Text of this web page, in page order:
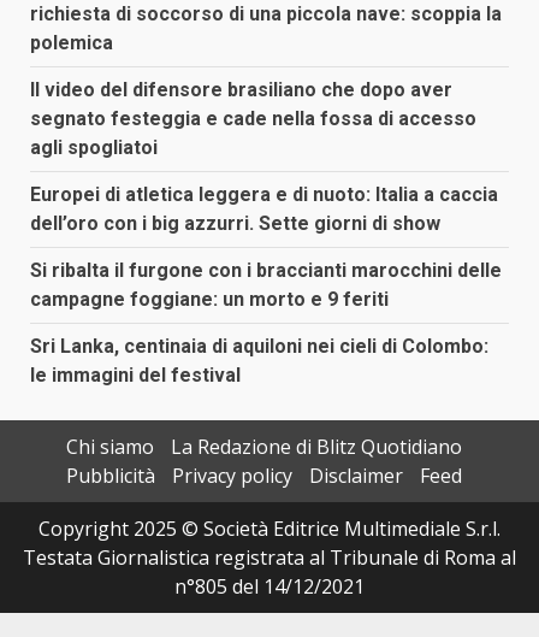
richiesta di soccorso di una piccola nave: scoppia la
polemica
Il video del difensore brasiliano che dopo aver
segnato festeggia e cade nella fossa di accesso
agli spogliatoi
Europei di atletica leggera e di nuoto: Italia a caccia
dell’oro con i big azzurri. Sette giorni di show
Si ribalta il furgone con i braccianti marocchini delle
campagne foggiane: un morto e 9 feriti
Sri Lanka, centinaia di aquiloni nei cieli di Colombo:
le immagini del festival
Chi siamo
La Redazione di Blitz Quotidiano
Pubblicità
Privacy policy Disclaimer
Feed
Copyright 2025 © Società Editrice Multimediale S.r.l.
Testata Giornalistica registrata al Tribunale di Roma al
n°805 del 14/12/2021